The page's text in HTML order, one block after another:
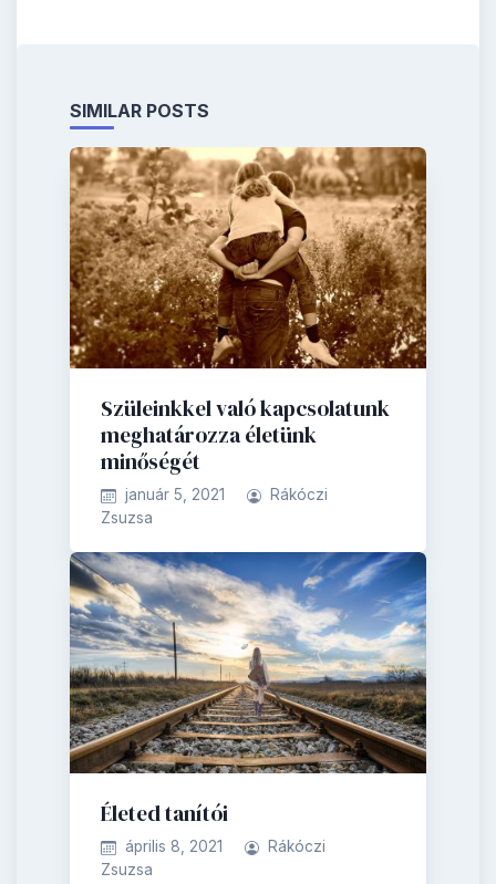
SIMILAR POSTS
Szüleinkkel való kapcsolatunk
meghatározza életünk
minőségét
január 5, 2021
Rákóczi
Zsuzsa
Életed tanítói
április 8, 2021
Rákóczi
Zsuzsa